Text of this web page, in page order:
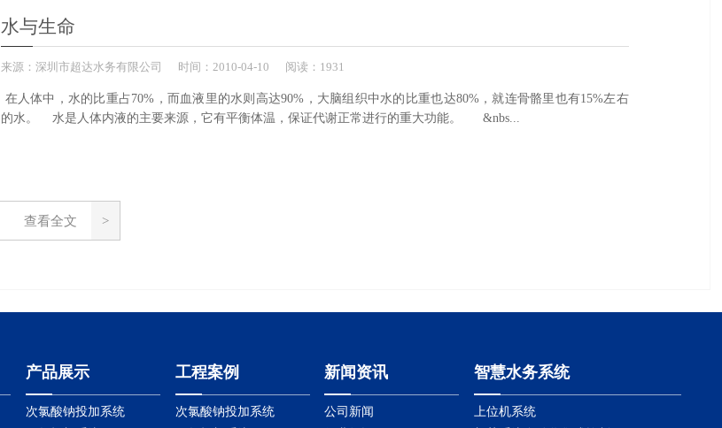
水与生命
来源：深圳市超达水务有限公司 时间：2010-04-10 阅读：1931
在人体中，水的比重占70%，而血液里的水则高达90%，大脑组织中水的比重也达80%，就连骨骼里也有15%左右
的水。 水是人体内液的主要来源，它有平衡体温，保证代谢正常进行的重大功能。 &nbs...
查看全文
产品展示
次氯酸钠投加系统
工程案例
次氯酸钠投加系统
新闻资讯
公司新闻
智慧水务系统
上位机系统